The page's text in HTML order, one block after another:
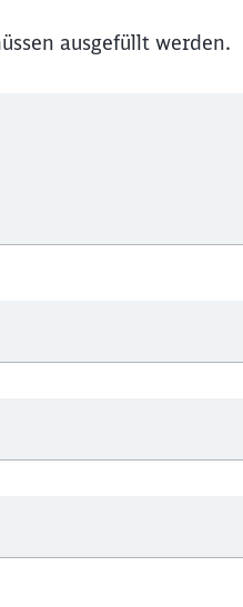
ausgefüllt werden.